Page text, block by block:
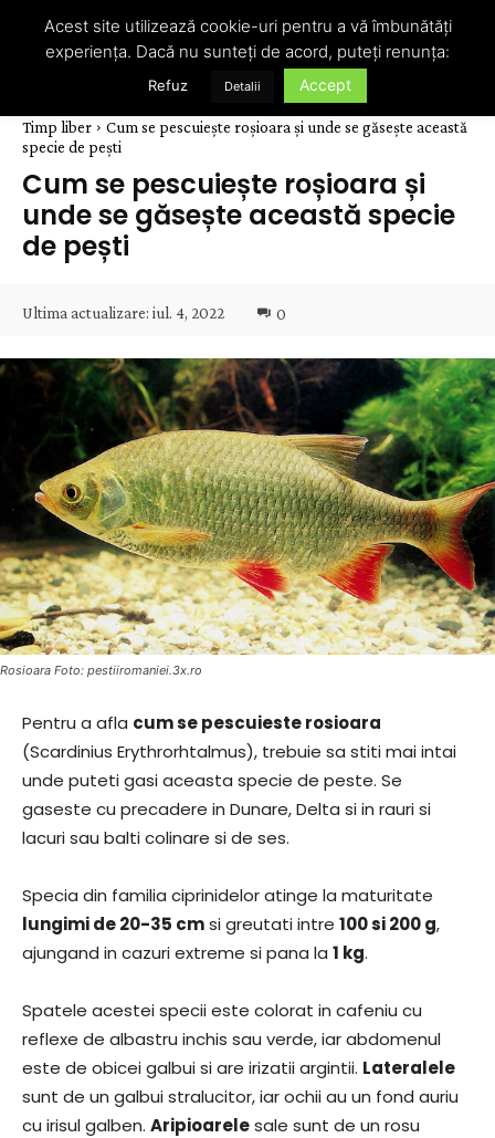
Timp liber
Cum se pescuiește roșioara și unde se găsește această
specie de pești
Cum se pescuiește roșioara și
unde se găsește această specie
de pești
Ultima actualizare: iul. 4, 2022 0
Rosioara Foto: pestiiromaniei.3x.ro
Pentru a afla cum se pescuieste rosioara
(Scardinius Erythrorhtalmus), trebuie sa stiti mai intai
unde puteti gasi aceasta specie de peste. Se
gaseste cu precadere in Dunare, Delta si in rauri si
lacuri sau balti colinare si de ses.
Specia din familia ciprinidelor atinge la maturitate
lungimi de 20-35 cmsi greutati intre 100 si 200 g,
ajungand in cazuri extreme si pana la 1 kg.
Spatele acestei specii este colorat in cafeniu cu
reflexe de albastru inchis sau verde, iar abdomenul
este de obicei galbui si are irizatii argintii. Lateralele
sunt de un galbui stralucitor, iar ochii au un fond auriu
cu irisul galben. Aripioarelesale sunt de un rosu
Acest site utilizează cookie-uri pentru a vă îmbunătăți
experiența. Dacă nu sunteți de acord, puteți renunța:
Refuz Detalii Accept